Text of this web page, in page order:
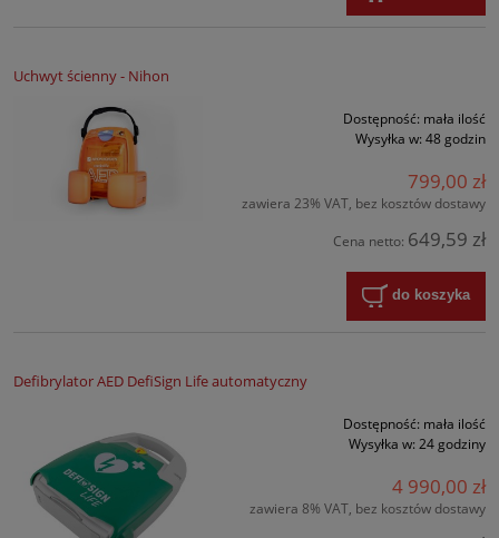
Uchwyt ścienny - Nihon
Dostępność: mała ilość
Wysyłka w: 48 godzin
799,00 zł
zawiera 23% VAT, bez kosztów dostawy
Cena netto: 649,59 zł
do koszyka
Defibrylator AED DefiSign Life automatyczny
Dostępność: mała ilość
Wysyłka w: 24 godziny
4 990,00 zł
zawiera 8% VAT, bez kosztów dostawy